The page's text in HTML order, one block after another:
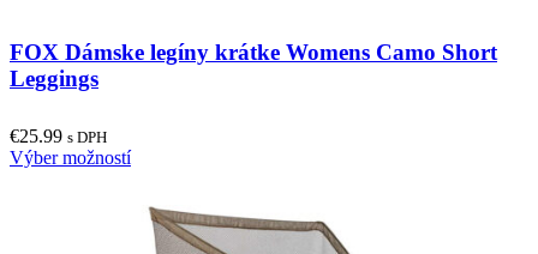
variants.
chosen
product
page
FOX Dámske legíny krátke Womens Camo Short
Leggings
€25.99 s DPH
Výber možnostíThis
multiple
variants.